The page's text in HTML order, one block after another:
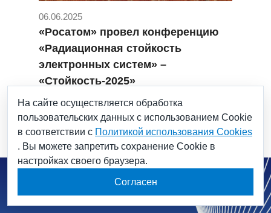
06.06.2025
«Росатом» провел конференцию
«Радиационная стойкость
электронных систем» –
«Стойкость-2025»
#Росатом
На сайте осуществляется обработка
пользовательских данных с использованием Cookie
в соответствии с Политикой использования Cookies
. Вы можете запретить сохранение Cookie в
настройках своего браузера.
Согласен